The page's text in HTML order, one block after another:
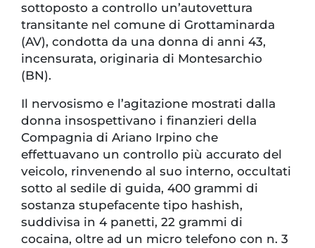
sottoposto a controllo un’autovettura
transitante nel comune di Grottaminarda
(AV), condotta da una donna di anni 43,
incensurata, originaria di Montesarchio
(BN).
Il nervosismo e l’agitazione mostrati dalla
donna insospettivano i finanzieri della
Compagnia di Ariano Irpino che
effettuavano un controllo più accurato del
veicolo, rinvenendo al suo interno, occultati
sotto al sedile di guida, 400 grammi di
sostanza stupefacente tipo hashish,
suddivisa in 4 panetti, 22 grammi di
cocaina, oltre ad un micro telefono con n. 3